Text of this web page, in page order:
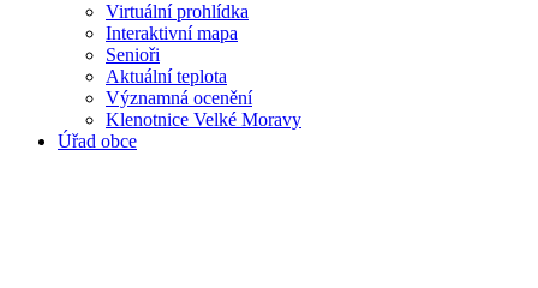
Virtuální prohlídka
Interaktivní mapa
Senioři
Aktuální teplota
Významná ocenění
Klenotnice Velké Moravy
Úřad obce